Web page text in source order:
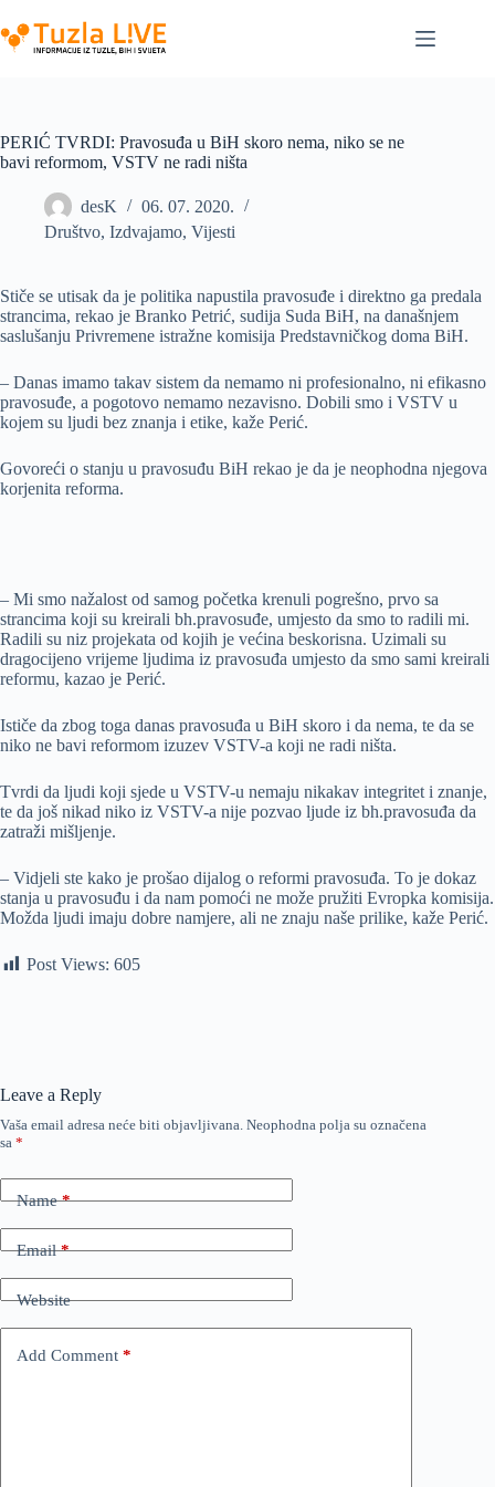
to
content
PERIĆ TVRDI: Pravosuđa u BiH skoro nema, niko se ne
bavi reformom, VSTV ne radi ništa
desK
06. 07. 2020.
Društvo, Izdvajamo, Vijesti
Stiče se utisak da je politika napustila pravosuđe i direktno ga predala
strancima, rekao je Branko Petrić, sudija Suda BiH, na današnjem
saslušanju Privremene istražne komisija Predstavničkog doma BiH.
– Danas imamo takav sistem da nemamo ni profesionalno, ni efikasno
pravosuđe, a pogotovo nemamo nezavisno. Dobili smo i VSTV u
kojem su ljudi bez znanja i etike, kaže Perić.
Govoreći o stanju u pravosuđu BiH rekao je da je neophodna njegova
korjenita reforma.
– Mi smo nažalost od samog početka krenuli pogrešno, prvo sa
strancima koji su kreirali bh.pravosuđe, umjesto da smo to radili mi.
Radili su niz projekata od kojih je većina beskorisna. Uzimali su
dragocijeno vrijeme ljudima iz pravosuđa umjesto da smo sami kreirali
reformu, kazao je Perić.
Ističe da zbog toga danas pravosuđa u BiH skoro i da nema, te da se
niko ne bavi reformom izuzev VSTV-a koji ne radi ništa.
Tvrdi da ljudi koji sjede u VSTV-u nemaju nikakav integritet i znanje,
te da još nikad niko iz VSTV-a nije pozvao ljude iz bh.pravosuđa da
zatraži mišljenje.
– Vidjeli ste kako je prošao dijalog o reformi pravosuđa. To je dokaz
stanja u pravosuđu i da nam pomoći ne može pružiti Evropka komisija.
Možda ljudi imaju dobre namjere, ali ne znaju naše prilike, kaže Perić.
Post Views: 605
Leave a Reply
Vaša email adresa neće biti objavljivana. Neophodna polja su označena
sa *
Name*
Email*
Website
Add Comment *